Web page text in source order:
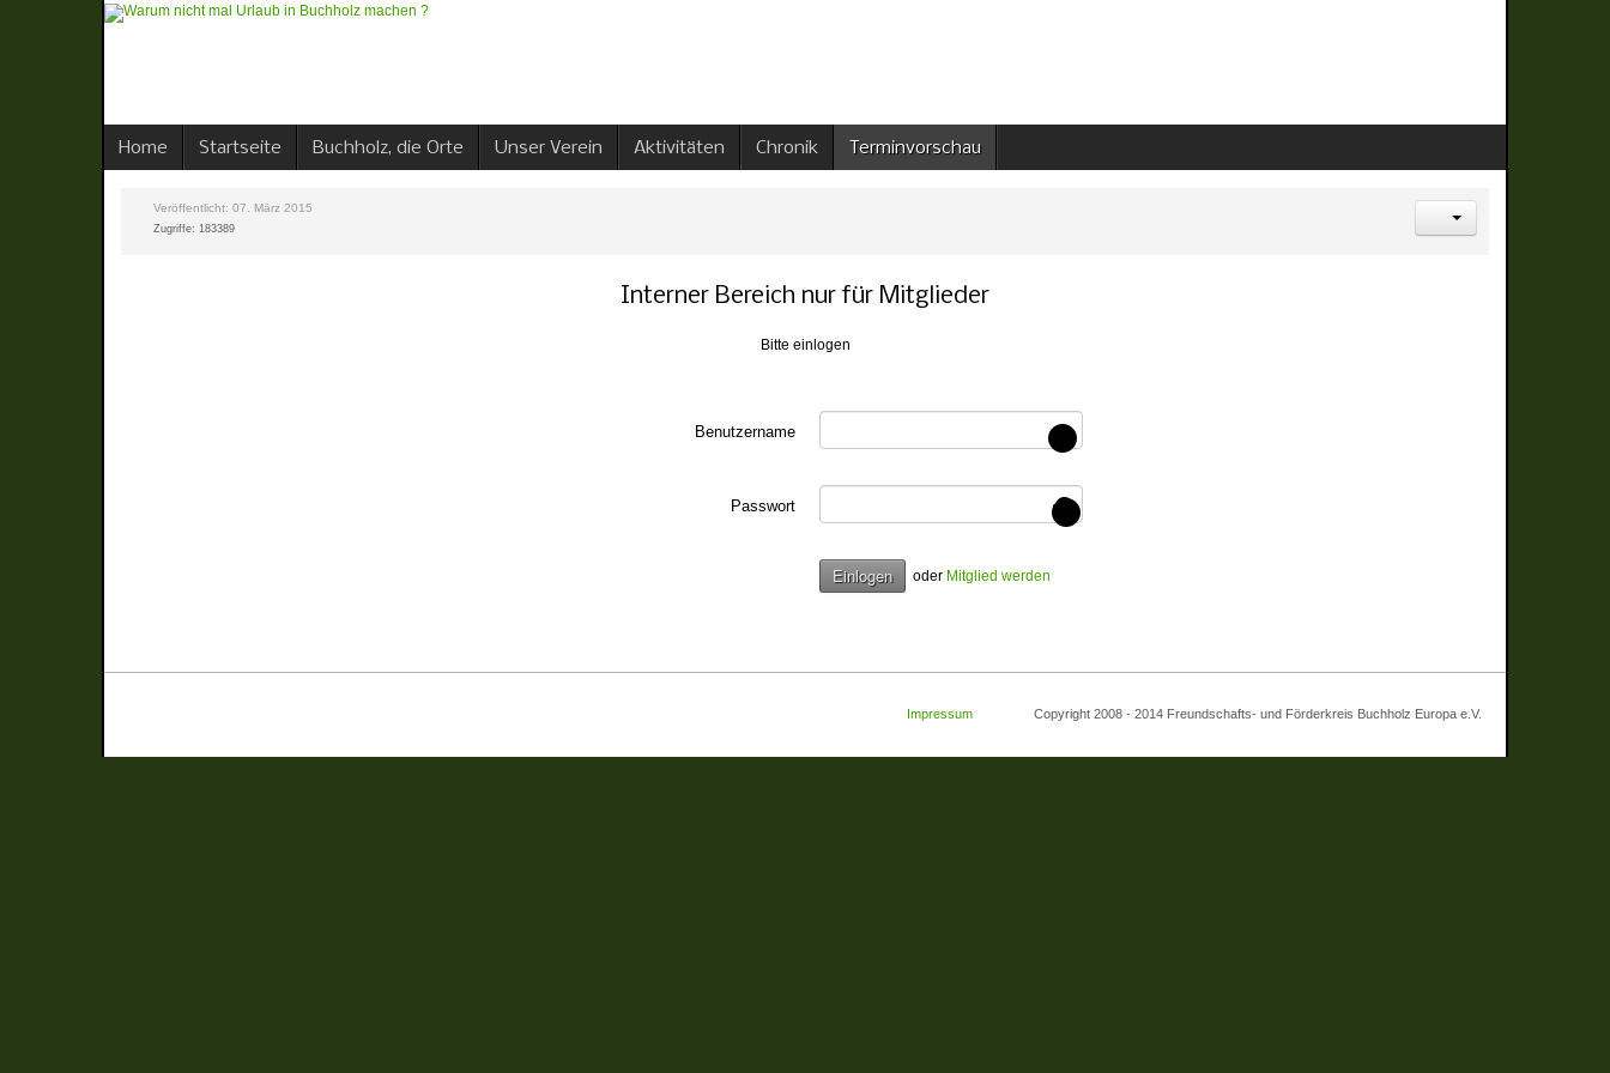
Home Startseite Buchholz, die Orte Unser Verein Aktivitäten Chronik Terminvorschau
Veröffentlicht: 07. März 2015
Zugriffe: 183389
Interner Bereich nur für Mitglieder
Bitte einlogen
Benutzername
Passwort
oder Mitglied werden
Impressum Copyright 2008 - 2014 Freundschafts- und Förderkreis Buchholz Europa e.V.